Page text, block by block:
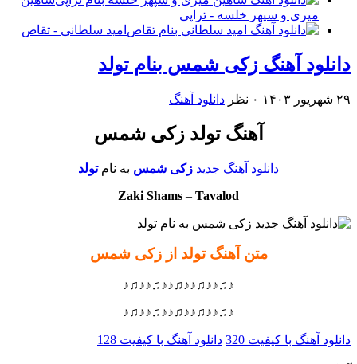
میری و سپهر خلسه - تراپی
امید سلطانی - تقاص
دانلود آهنگ زکی شمس بنام تولد
۲۹ شهریور ۱۴۰۳ ۰ نظر دانلود آهنگ
آهنگ تولد زکی شمس
دانلود آهنگ جدید زکی شمس به نامتولد
Zaki Shams – Tavalod
متن آهنگ تولد از زکی شمس
♪♫♪♪♫♪♪♫♪♪♫♪♪♫♪
♪♫♪♪♫♪♪♫♪♪♫♪♪♫♪
دانلود آهنگ با کیفیت 320 دانلود آهنگ با کیفیت 128